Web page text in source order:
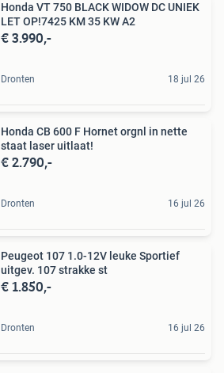
Honda VT 750 BLACK WIDOW DC UNIEK
LET OP!7425 KM 35 KW A2
€ 3.990,-
Dronten 18 jul 26
Honda CB 600 F Hornet orgnl in nette
staat laser uitlaat!
€ 2.790,-
Dronten 16 jul 26
Peugeot 107 1.0-12V leuke Sportief
uitgev. 107 strakke st
€ 1.850,-
Dronten 16 jul 26